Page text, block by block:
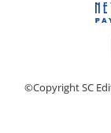
©Copyright SC